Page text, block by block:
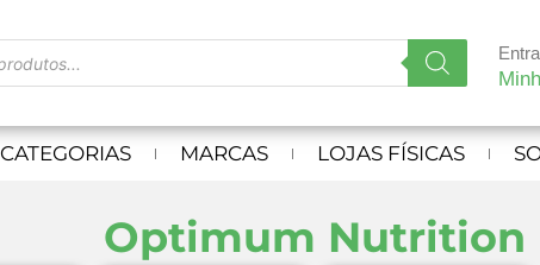
CATEGORIAS MARCAS LOJAS FÍSICAS
Optimum Nutrition